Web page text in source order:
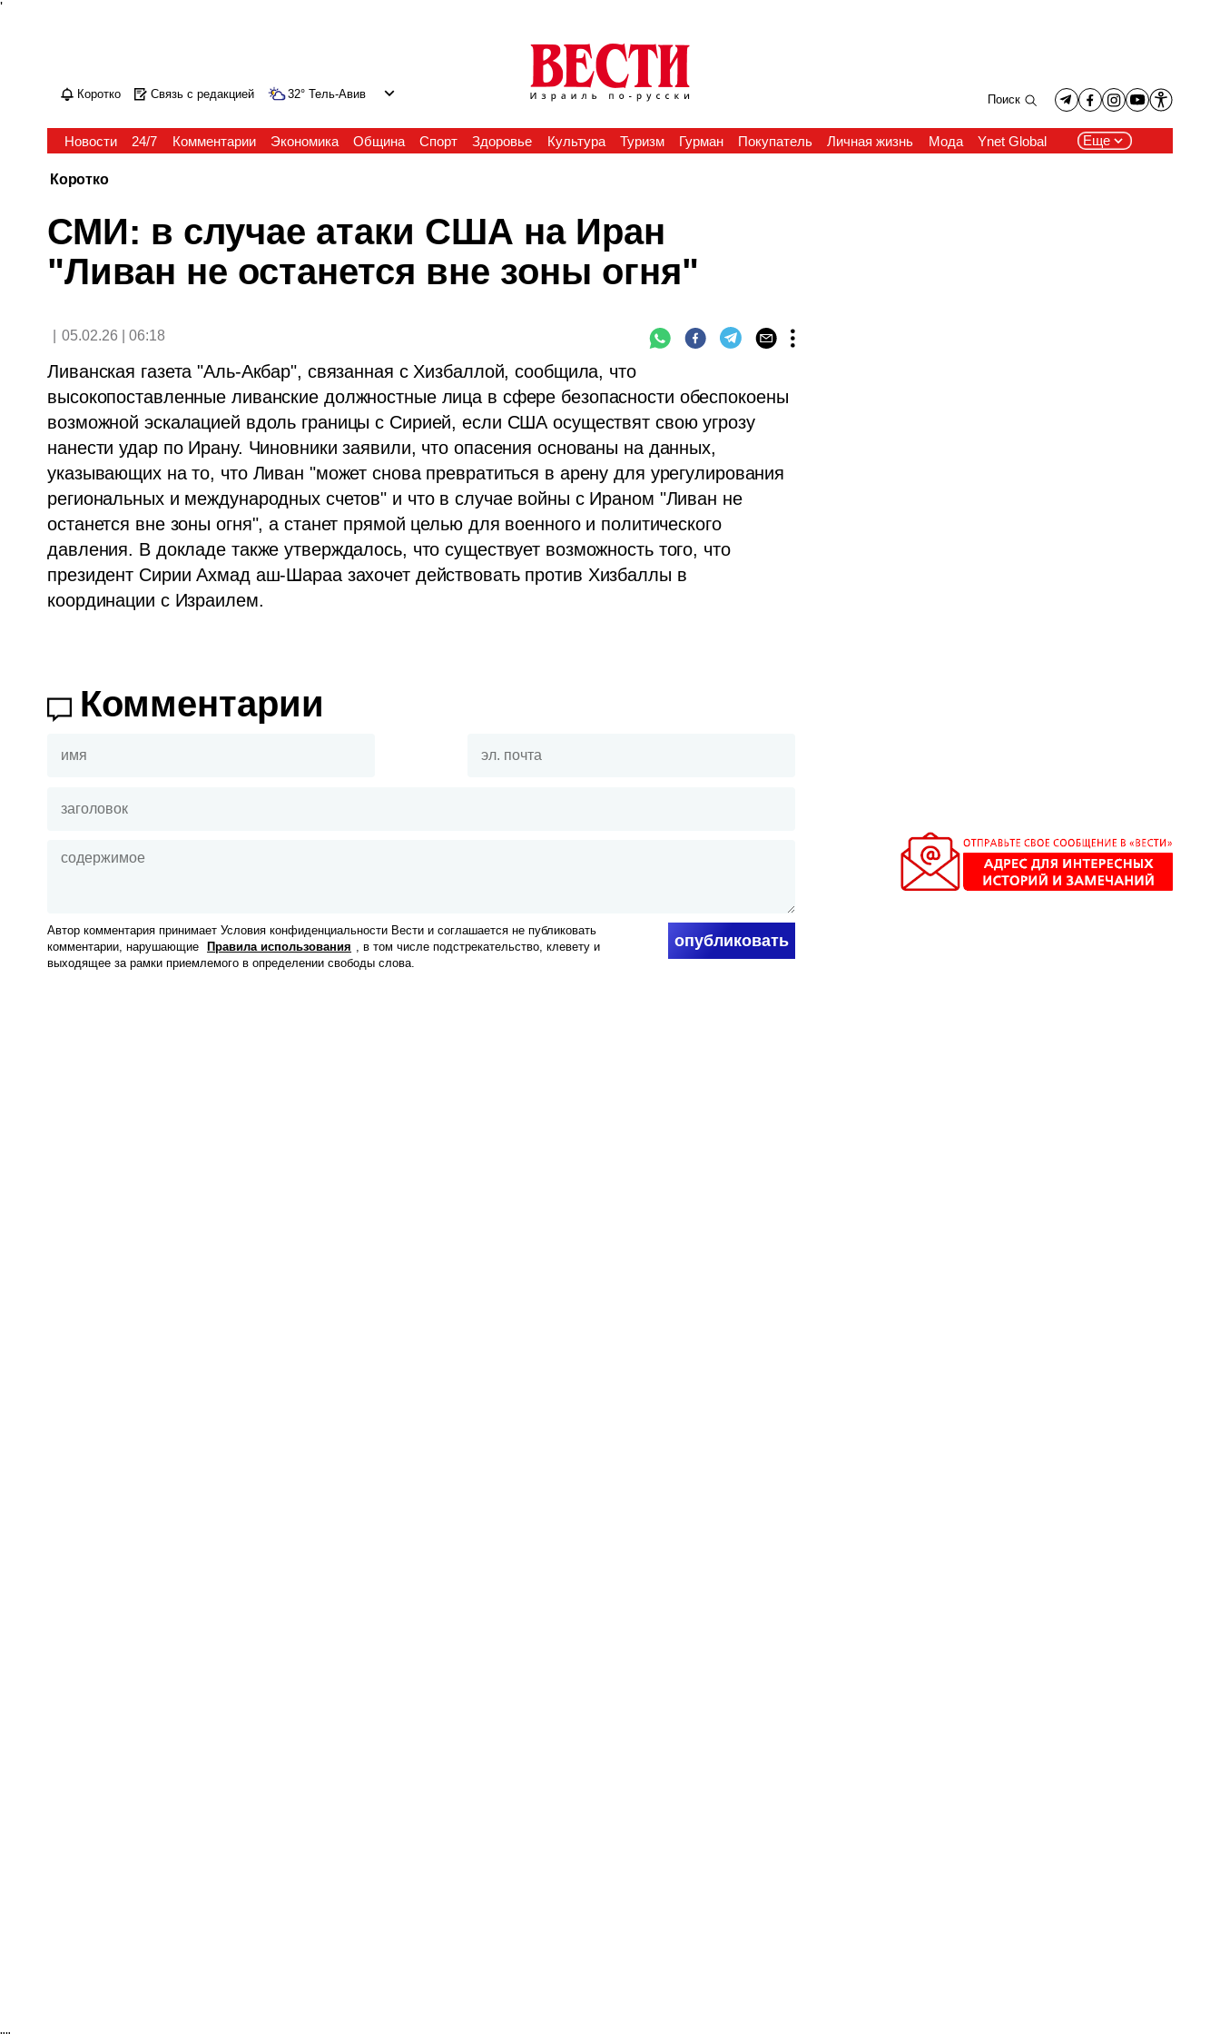
'
Коротко Связь с редакцией 32° Тель-Авив Поиск
Новости 24/7 Комментарии Экономика Община Спорт Здоровье Культура Туризм Гурман Покупатель Личная жизнь Мода Ynet Global Еще
Коротко
СМИ: в случае атаки США на Иран
"Ливан не останется вне зоны огня"
05.02.26 | 06:18
Ливанская газета "Аль-Акбар", связанная с Хизбаллой, сообщила, что
высокопоставленные ливанские должностные лица в сфере безопасности обеспокоены
возможной эскалацией вдоль границы с Сирией, если США осуществят свою угрозу
нанести удар по Ирану. Чиновники заявили, что опасения основаны на данных,
указывающих на то, что Ливан "может снова превратиться в арену для урегулирования
региональных и международных счетов" и что в случае войны с Ираном "Ливан не
останется вне зоны огня", а станет прямой целью для военного и политического
давления. В докладе также утверждалось, что существует возможность того, что
президент Сирии Ахмад аш-Шараа захочет действовать против Хизбаллы в
координации с Израилем.
Комментарии
Автор комментария принимает Условия конфиденциальности Вести и соглашается не публиковать
комментарии, нарушающие
Правила использования , в том числе подстрекательство, клевету и
выходящее за рамки приемлемого в определении свободы слова.
опубликовать